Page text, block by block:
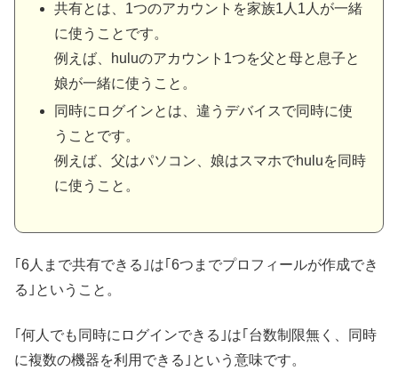
共有とは、1つのアカウントを家族1人1人が一緒
に使うことです。
例えば、huluのアカウント1つを父と母と息子と
娘が一緒に使うこと。
同時にログインとは、違うデバイスで同時に使
うことです。
例えば、父はパソコン、娘はスマホでhuluを同時
に使うこと。
｢6人まで共有できる｣は｢6つまでプロフィールが作成でき
る｣ということ。
｢何人でも同時にログインできる｣は｢台数制限無く、同時
に複数の機器を利用できる｣という意味です。